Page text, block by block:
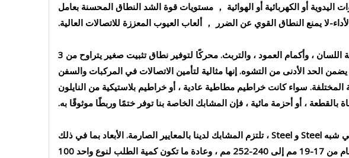
أو الكهربائية أو الهوائية ， مستويات قوة الشد النطاق المحسنة بعامل
لا يمنع النطاق القوي عن الضرر ， ألعاب العيوب المعززة للاتصالات العالية.
البديل الأساسي هو المشبك الثقيل الصلب ذو الرأس الواحد ، المصنوع من حزام فولاذي عالي الجودة ، ولوحة اللسان ، وأكمام العمود ، والتربث. محركًا لتوفير نطاق تثبيت صغير يتراوح من 3
يضمن الحد الأدنى من التشوه. إنها مثالية لتأمين الاتصالات في المركبات والسفن
المختلفة. سواء كانت خراطيم مطاطية عادية ، أو خراطيم بلاستيكية من النايلون
بالقطعة ، أو أحزمة مائية ، فإن المشابك الخاصة بنا توفر ختمًا وربطًا موثوقًا به.
تم تصميمه من مواد مثل Glvanized Iron و 201 و 304 و 316 من الفولاذ المقاوم للصدأ ، مع خيارات في شبه Steel و Steel ، تلتزم المشابك لدينا بالمعايير الصارمة. الأبعاد بما في ذلك
عرض الحزام ، وسمك الحزام ، وحجم المسمار مفصّل باستمرار في أوراق الاقتباس الخاصة بنا. متوفر بأحجام من 17-19 مم إلى 240-252 مم ، وعادة ما تكون كمية الطلب لنوع واحد 100